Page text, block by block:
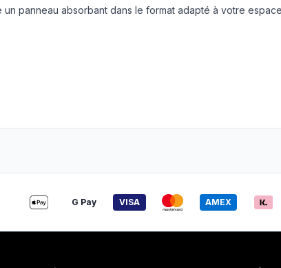
panneau absorbant dans le format adapté à votre
G Pay VISA AMEX